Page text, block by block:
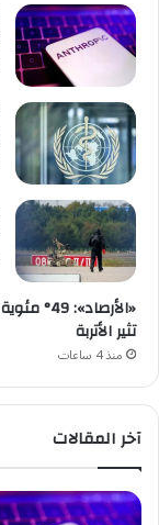
تثير الأتربة
منذ 4 ساعات
آخر المقالات